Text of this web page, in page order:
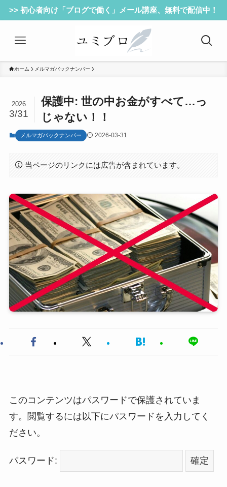
>> 初心者向け「ブログで働く」メール講座、無料で配信中！
ホーム メルマガバックナンバー
保護中: 世の中お金がすべて…っ
じゃない！！
2026
3/31
メルマガバックナンバー 2026-03-31
当ページのリンクには広告が含まれています。
このコンテンツはパスワードで保護されていま
す。閲覧するには以下にパスワードを入力してく
ださい。
パスワード: